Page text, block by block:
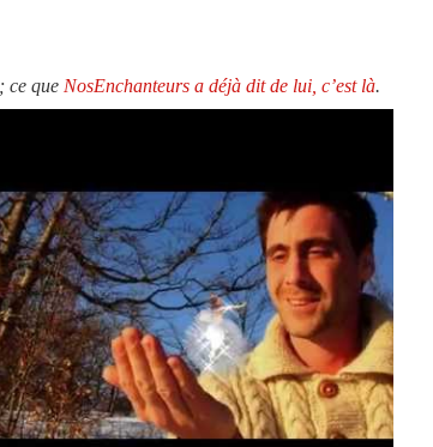
; ce que NosEnchanteurs a déjà dit de lui, c’est là.